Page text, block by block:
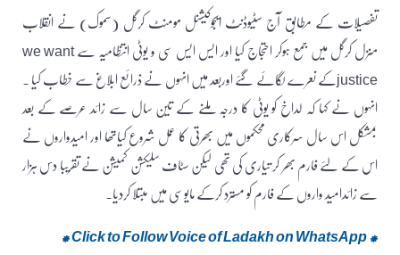
تفصیلات کے مطابق آج سٹیوڈنٹ ایجوکیشنل مومنٹ کرگل (سموک) نے انقلاب
منزل کرگل میں جمع ہوکر احتجاج کیا اور ایس ایس سی و یوٹی انتظامیہ سے we want
justiceکے نعرے لگائے گئے اوربعد میں انہوں نے ذرائع ابلاغ سے خطاب کیا ۔
انہوں نے کہا کہ لداخ کو یوٹی کا درجہ ملنے کے تین سال سے زائد عرصے کے بعد
بمشکل اس سال سرکاری محکموں میں بھرتی کا عمل شروع کیاتھا اور امیدواروں نے
اس کے لئے فارم بھر کر تیاری کی تھی لیکن سٹاف سلیکشن کمیشن نے تقریبا دس ہزار
سے زائدامید واروں کے فارم کو مسترد کرکے مایوسی میں مبتلا کردیا۔
* Click to Follow Voice of Ladakh on WhatsApp *